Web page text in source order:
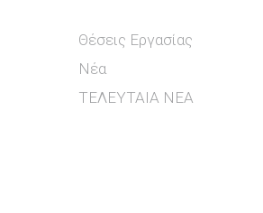
Θέσεις Εργασίας
Νέα
ΤΕΛΕΥΤΑΙΑ ΝΕΑ